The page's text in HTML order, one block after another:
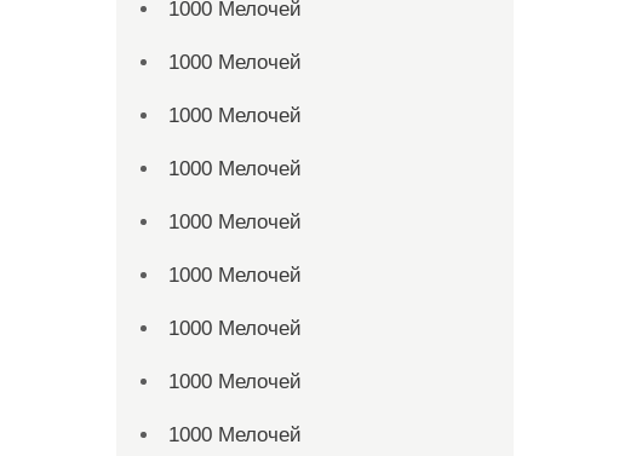
1000 Мелочей
1000 Мелочей
1000 Мелочей
1000 Мелочей
1000 Мелочей
1000 Мелочей
1000 Мелочей
1000 Мелочей
1000 Мелочей